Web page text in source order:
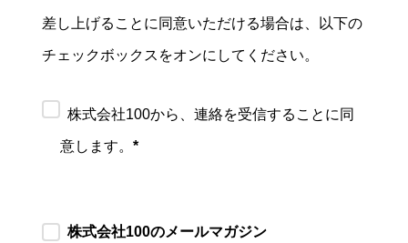
差し上げることに同意いただける場合は、以下の
チェックボックスをオンにしてください。
株式会社100から、連絡を受信することに同
意します。*
株式会社100のメールマガジン